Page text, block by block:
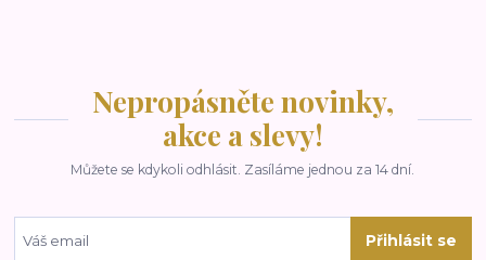
Nepropásněte novinky,
akce a slevy!
Můžete se kdykoli odhlásit. Zasíláme jednou za 14 dní.
Přihlásit se